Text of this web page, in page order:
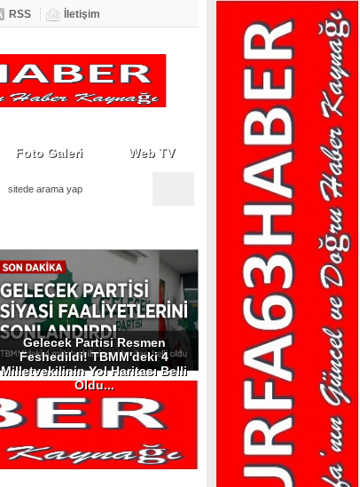
RSS İletişim
Foto Galeri Web TV
Gelecek Partisi Resmen
Feshedildi! TBMM'deki 4
Milletvekilinin Yol Haritası Belli
Oldu...